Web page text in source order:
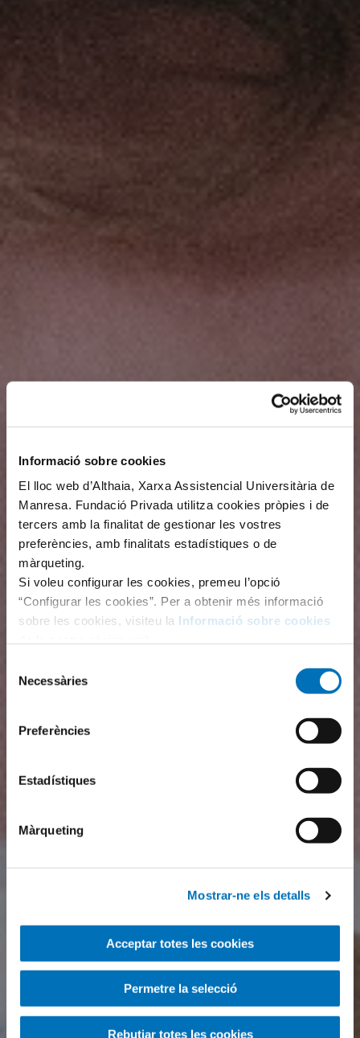
Informació sobre cookies
El lloc web d’Althaia, Xarxa Assistencial Universitària de
Manresa. Fundació Privada utilitza cookies pròpies i de
tercers amb la finalitat de gestionar les vostres
preferències, amb finalitats estadístiques o de
màrqueting.
Si voleu configurar les cookies, premeu l’opció
“Configurar les cookies”. Per a obtenir més informació
sobre les cookies, visiteu la Informació sobre cookies
Necessàries
Preferències
Estadístiques
Màrqueting
Mostrar-ne els detalls
Acceptar totes les cookies
Permetre la selecció
Rebutjar totes les cookies